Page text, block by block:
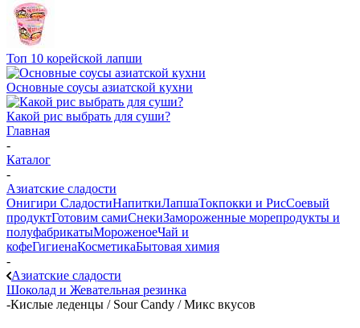
Топ 10 корейской лапши
Основные соусы азиатской кухни
Какой рис выбрать для суши?
Главная
-
Каталог
-
Азиатские сладости
Онигири СладостиНапиткиЛапшаТокпокки и РисСоевый
продуктГотовим самиСнекиЗамороженные морепродукты и
полуфабрикатыМороженоеЧай и
кофеГигиенаКосметикаБытовая химия
-
Азиатские сладости
Шоколад и Жевательная резинка
-Кислые леденцы / Sour Candy / Микс вкусов